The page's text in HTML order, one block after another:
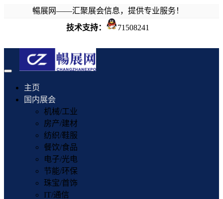
暢展网——汇聚展会信息，提供专业服务！
技术支持：
71508241
Toggle
navigation
主页
国内展会
机械/工业
房产/建材
纺织/鞋服
餐饮/食品
电子/光电
节能/环保
珠宝/首饰
IT/通信